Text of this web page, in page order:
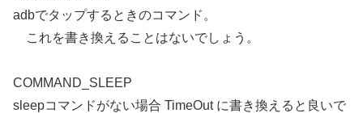
adbでタップするときのコマンド。
これを書き換えることはないでしょう。
COMMAND_SLEEP
sleepコマンドがない場合 TimeOut に書き換えると良いで